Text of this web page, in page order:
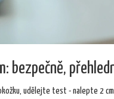
udělejte test - nalepte 2